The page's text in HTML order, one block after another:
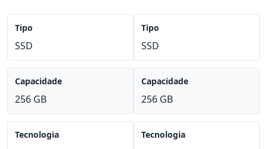
Tipo
SSD
Capacidade
256 GB
Tecnologia
Tipo
SSD
Capacidade
256 GB
Tecnologia